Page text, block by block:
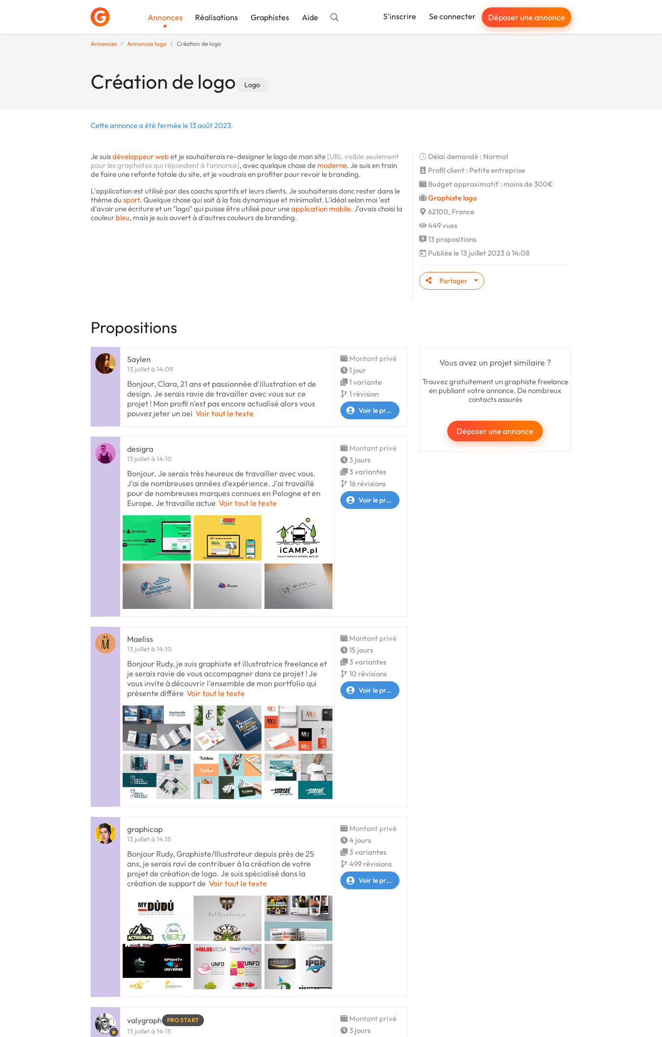
Annonces Réalisations Graphistes Aide S'inscrire Se connecter Déposer une annonce
Annonces Annonces logo Création de logo
Création de logo Logo
Cette annonce a été fermée le 13 août 2023.
Je suisdéveloppeurwebet je souhaiterais re-designer le logo de mon site [URL visible seulement
pour les graphistes qui répondent à l'annonce], avec quelque chose de moderne. Je suis en train
de faire une refonte totale du site, et je voudrais en profiter pour revoir le branding.
L'application est utilisé par des coachs sportifs et leurs clients. Je souhaiterais donc rester dans le
thème du sport. Quelque chose qui soit à la fois dynamique et minimalist. L'idéal selon moi 'est
d'avoir une écriture et un "logo" qui puisse être utilisé pour uneapplication mobile. J'avais choisi la
couleur bleu, mais je suis ouvert à d'autres couleurs de branding.
Délai demandé : Normal
Profil client : Petite entreprise
Budget approximatif : moins de 300€
Graphiste logo
62100, France
449 vues
13 propositions
Publiée le 13 juillet 2023 à 14:08
Partager
Propositions
Vous avez un projet similaire ?
Trouvez gratuitement un graphiste freelance
en publiant votre annonce. De nombreux
contacts assurés
Déposer une annonce
Saylen
13 juillet à 14:09
Bonjour, Clara, 21 ans et passionnée d'illustration et de
design. Je serais ravie de travailler avec vous sur ce
projet ! Mon profil n'est pas encore actualisé alors vous
pouvez jeter un oei Voir tout le texte
Montant privé
1 jour
1 variante
1 révision
Voir le profil
desigra
13 juillet à 14:10
Bonjour. Je serais très heureux de travailler avec vous.
J'ai de nombreuses années d'expérience. J'ai travaillé
pour de nombreuses marques connues en Pologne et en
Europe. Je travaille actue Voir tout le texte
Montant privé
3 jours
3 variantes
16 révisions
Voir le profil
Maeliss
13 juillet à 14:10
Bonjour Rudy, je suis graphiste et illustratrice freelance et
je serais ravie de vous accompagner dans ce projet ! Je
vous invite à découvrir l'ensemble de mon portfolio qui
présente différe Voir tout le texte
Montant privé
15 jours
3 variantes
10 révisions
Voir le profil
graphicap
13 juillet à 14:15
Bonjour Rudy, Graphiste/Illustrateur depuis près de 25
ans, je serais ravi de contribuer à la création de votre
projet de création de logo. Je suis spécialisé dans la
création de support de Voir tout le texte
Montant privé
4 jours
3 variantes
499 révisions
Voir le profil
valygraph PRO START
13 juillet à 14:15
Montant privé
3 jours